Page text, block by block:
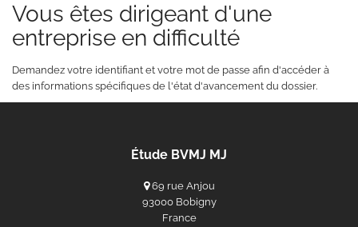
Vous êtes dirigeant d'une
entreprise en difficulté
Demandez votre identifiant et votre mot de passe afin d'accéder à
des informations spécifiques de l'état d'avancement du dossier.
Étude BVMJ MJ
69 rue Anjou
93000 Bobigny
France